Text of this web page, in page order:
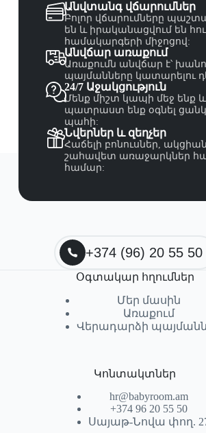
Անվտանգ վճարումներ
Բոլոր վճարումները
են և իրականացվում են
համակարգերի միջոցով:
Անվճար առաքում
Առաքումն անվճար է՝
պայմանները կատարելու
24/7 Աջակցություն
Մենք միշտ կապի մեջ ենք և
պատրաստ ենք օգնել
պահի:
Նվերներ և զեղչեր
Հաճելի բոնուսներ,
շահավետ առաջարկներ
համար:
+374 (96) 20 55 50
Օգտակար հղումներ
Մեր մասին
Առաքում
Վերադարձի
Կոնտակտներ
hr@babyroom.am
+374 96 20 55 50
Սայաթ-Նովա փող.